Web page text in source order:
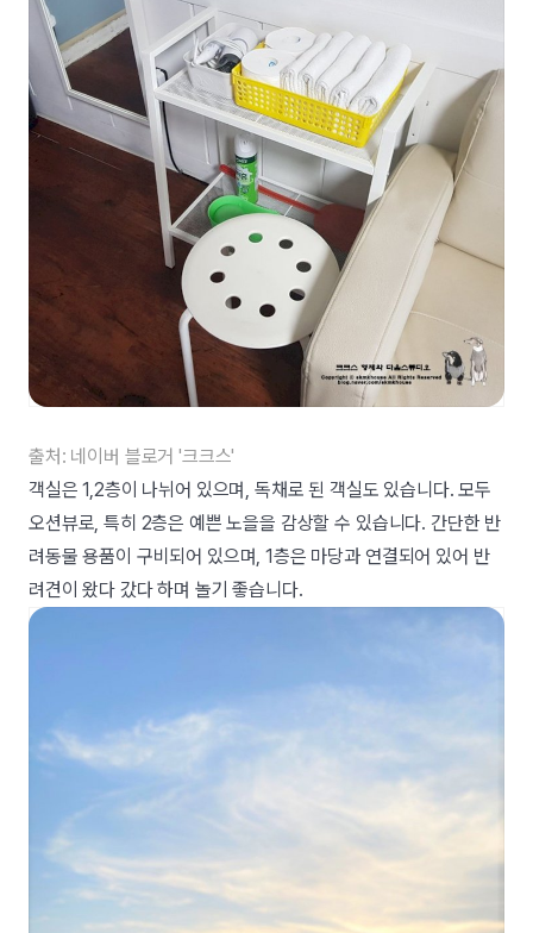
출처: 네이버 블로거 '크크스'
객실은 1,2층이 나뉘어 있으며, 독채로 된 객실도 있습니다. 모두
오션뷰로, 특히 2층은 예쁜 노을을 감상할 수 있습니다. 간단한 반
려동물 용품이 구비되어 있으며, 1층은 마당과 연결되어 있어 반
려견이 왔다 갔다 하며 놀기 좋습니다.